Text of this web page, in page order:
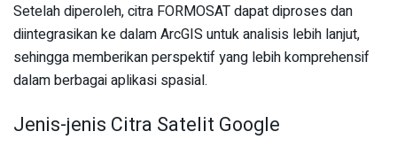
Setelah diperoleh, citra FORMOSAT dapat diproses dan
diintegrasikan ke dalam ArcGIS untuk analisis lebih lanjut,
sehingga memberikan perspektif yang lebih komprehensif
dalam berbagai aplikasi spasial.
Jenis-jenis Citra Satelit Google